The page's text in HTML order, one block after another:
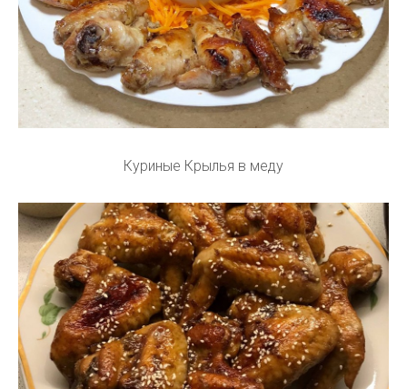
Куриные Крылья в меду